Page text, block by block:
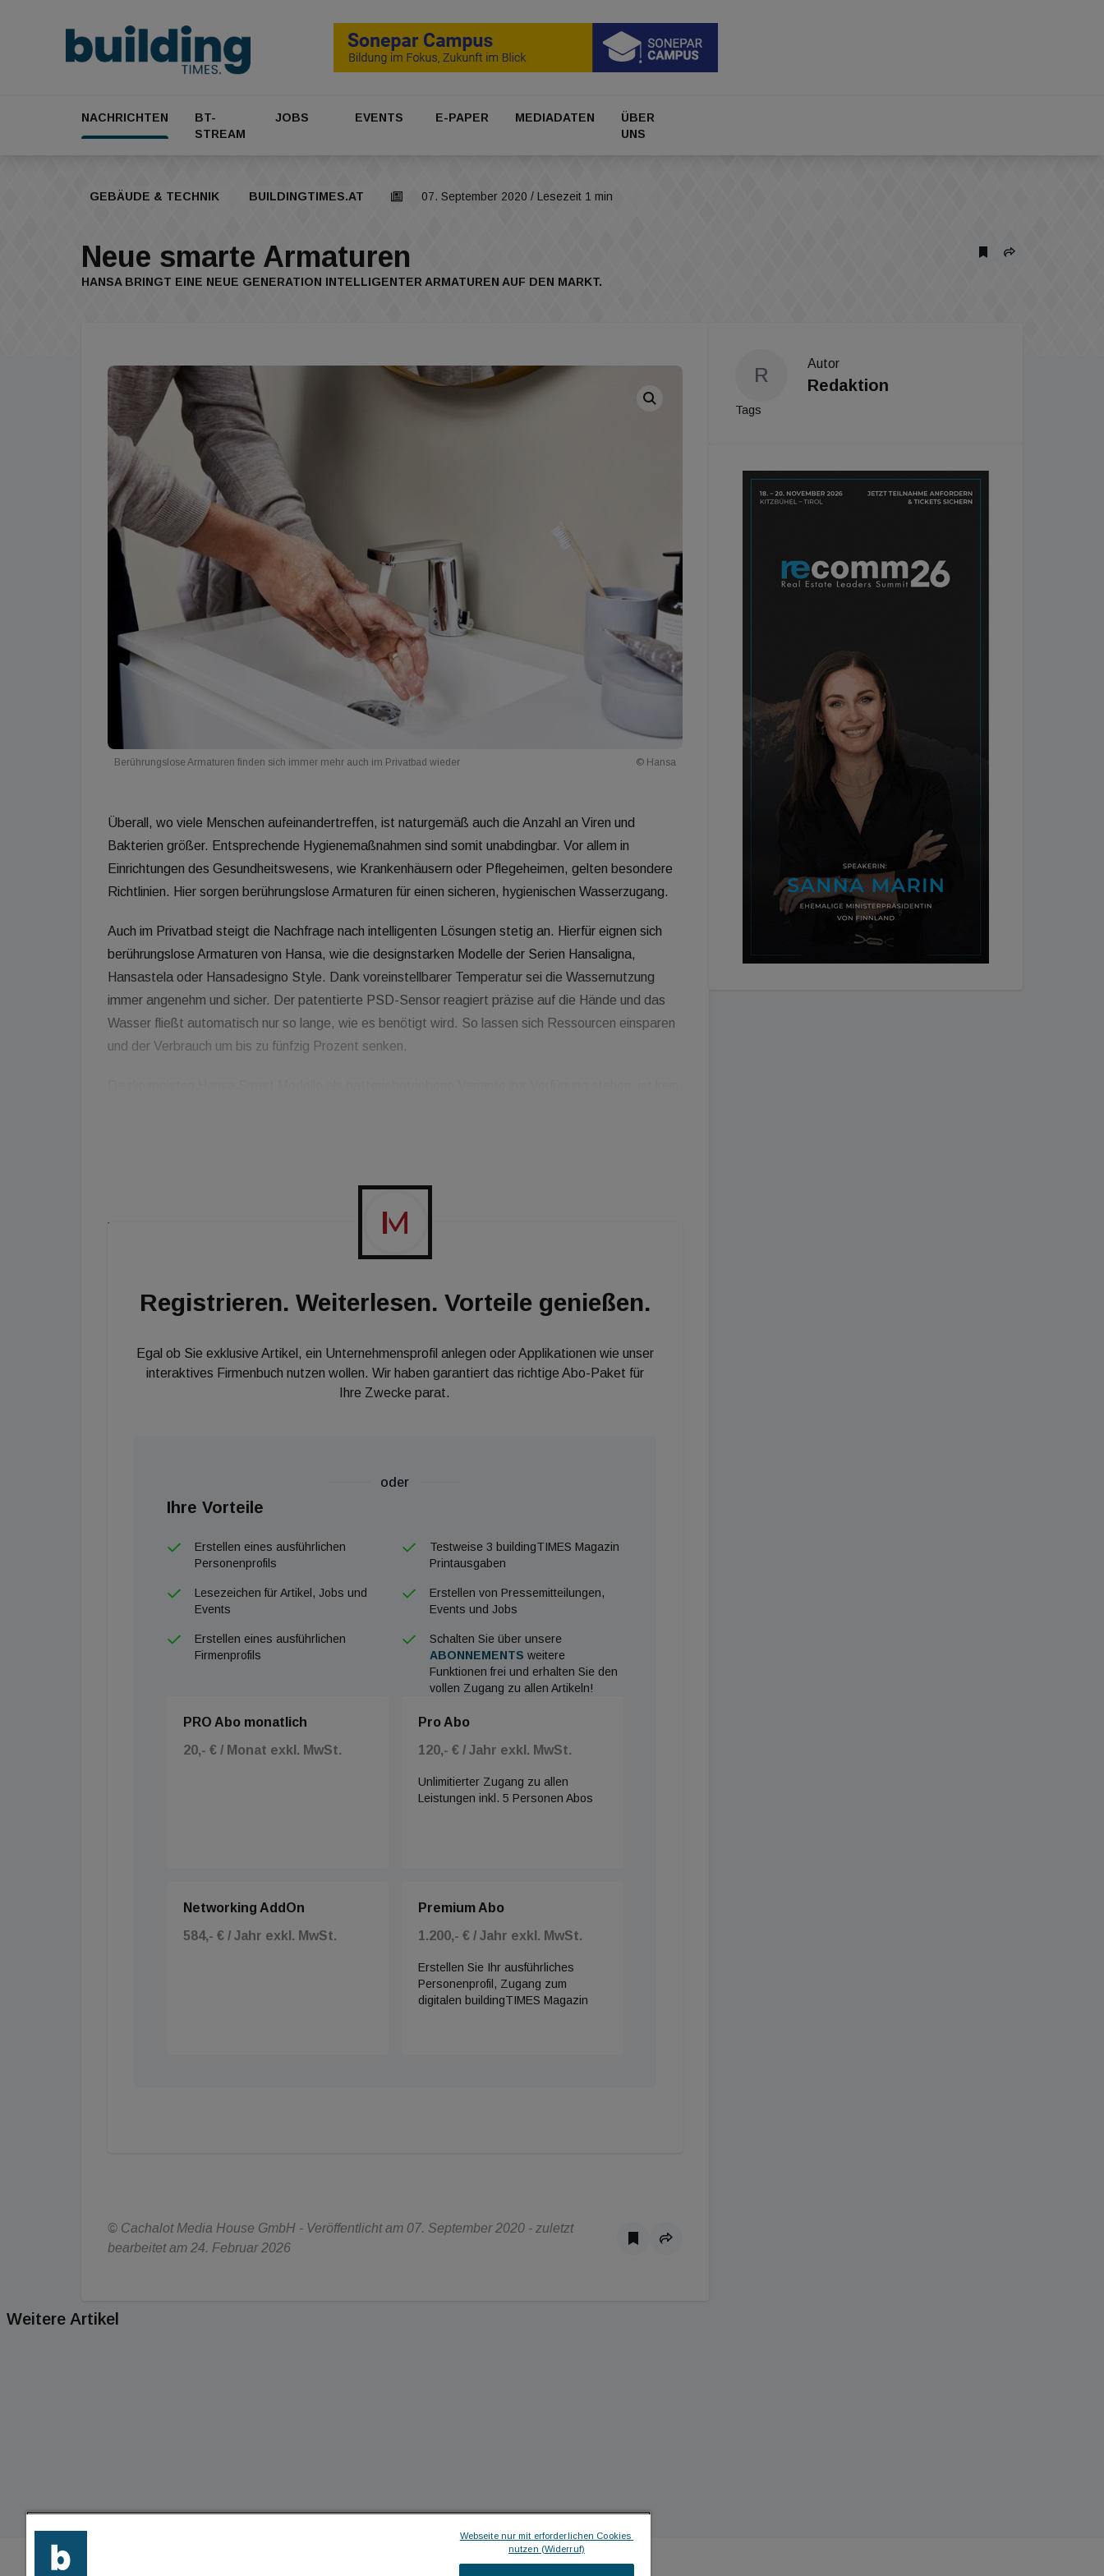
NACHRICHTEN
BT-
STREAM
JOBS EVENTS E-PAPER MEDIADATEN
ÜBER
UNS
GEBÄUDE & TECHNIK BUILDINGTIMES.AT 07. September 2020 / Lesezeit 1 min
Neue smarte Armaturen
HANSA BRINGT EINE NEUE GENERATION INTELLIGENTER ARMATUREN AUF DEN MARKT.
Berührungslose Armaturen finden sich immer mehr auch im Privatbad wieder © Hansa
Überall, wo viele Menschen aufeinandertreffen, ist naturgemäß auch die Anzahl an Viren und
Bakterien größer. Entsprechende Hygienemaßnahmen sind somit unabdingbar. Vor allem in
Einrichtungen des Gesundheitswesens, wie Krankenhäusern oder Pflegeheimen, gelten besondere
Richtlinien. Hier sorgen berührungslose Armaturen für einen sicheren, hygienischen Wasserzugang.
Auch im Privatbad steigt die Nachfrage nach intelligenten Lösungen stetig an. Hierfür eignen sich
berührungslose Armaturen von Hansa, wie die designstarken Modelle der Serien Hansaligna,
Hansastela oder Hansadesigno Style. Dank voreinstellbarer Temperatur sei die Wassernutzung
immer angenehm und sicher. Der patentierte PSD-Sensor reagiert präzise auf die Hände und das
Wasser fließt automatisch nur so lange, wie es benötigt wird. So lassen sich Ressourcen einsparen
und der Verbrauch um bis zu fünfzig Prozent senken.
unterschiedliche Kundenbedürfnisse angepasst.
Registrieren. Weiterlesen. Vorteile genießen.
Egal ob Sie exklusive Artikel, ein Unternehmensprofil anlegen oder Applikationen wie unser
interaktives Firmenbuch nutzen wollen. Wir haben garantiert das richtige Abo-Paket für
Ihre Zwecke parat.
oder
Ihre Vorteile
Erstellen eines ausführlichen
Personenprofils
Testweise 3 buildingTIMES Magazin
Printausgaben
Lesezeichen für Artikel, Jobs und
Events
Erstellen von Pressemitteilungen,
Events und Jobs
Erstellen eines ausführlichen
Firmenprofils
Schalten Sie über unsere
ABONNEMENTS weitere
Funktionen frei und erhalten Sie den
vollen Zugang zu allen Artikeln!
PRO Abo monatlich
20,- € / Monat exkl. MwSt.
Pro Abo
120,- € / Jahr exkl. MwSt.
Unlimitierter Zugang zu allen
Leistungen inkl. 5 Personen Abos
Networking AddOn
584,- € / Jahr exkl. MwSt.
Premium Abo
1.200,- € / Jahr exkl. MwSt.
Erstellen Sie Ihr ausführliches
Personenprofil, Zugang zum
digitalen buildingTIMES Magazin
© Cachalot Media House GmbH - Veröffentlicht am 07. September 2020 - zuletzt
bearbeitet am 24. Februar 2026
R
Autor
Redaktion
Tags
Weitere Artikel
Webseite nur mit erforderlichen Cookies
nutzen (Widerruf)